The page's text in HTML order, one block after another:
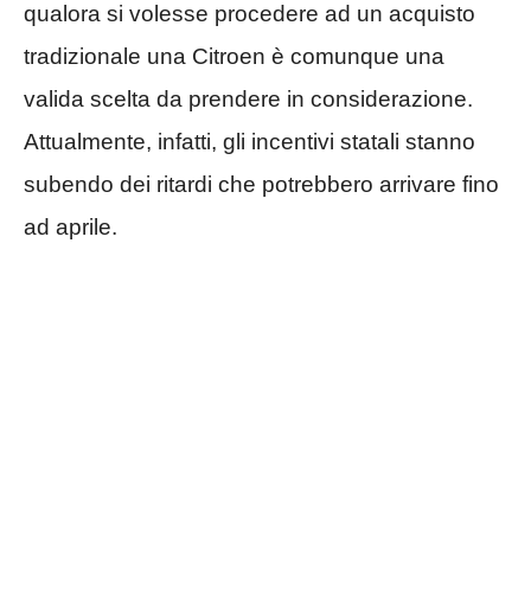
qualora si volesse procedere ad un acquisto
tradizionale una Citroen è comunque una
valida scelta da prendere in considerazione.
Attualmente, infatti, gli incentivi statali stanno
subendo dei ritardi che potrebbero arrivare fino
ad aprile.